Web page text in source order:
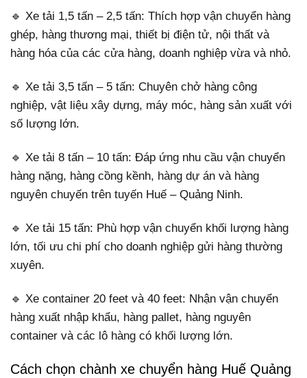
🔹 Xe tải 1,5 tấn – 2,5 tấn: Thích hợp vận chuyển hàng
ghép, hàng thương mại, thiết bị điện tử, nội thất và
hàng hóa của các cửa hàng, doanh nghiệp vừa và nhỏ.
🔹 Xe tải 3,5 tấn – 5 tấn: Chuyên chở hàng công
nghiệp, vật liệu xây dựng, máy móc, hàng sản xuất với
số lượng lớn.
🔹 Xe tải 8 tấn – 10 tấn: Đáp ứng nhu cầu vận chuyển
hàng nặng, hàng cồng kềnh, hàng dự án và hàng
nguyên chuyến trên tuyến Huế – Quảng Ninh.
🔹 Xe tải 15 tấn: Phù hợp vận chuyển khối lượng hàng
lớn, tối ưu chi phí cho doanh nghiệp gửi hàng thường
xuyên.
🔹 Xe container 20 feet và 40 feet: Nhận vận chuyển
hàng xuất nhập khẩu, hàng pallet, hàng nguyên
container và các lô hàng có khối lượng lớn.
Cách chọn chành xe chuyển hàng Huế Quảng